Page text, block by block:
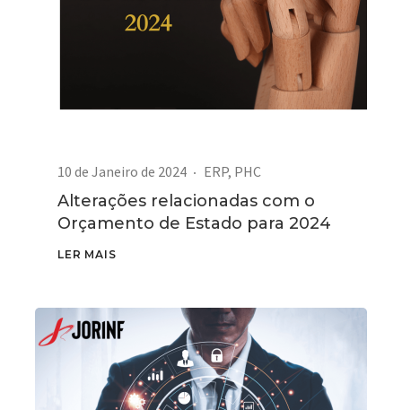
10 de Janeiro de 2024 ERP, PHC
Alterações relacionadas com o
Orçamento de Estado para 2024
LER MAIS